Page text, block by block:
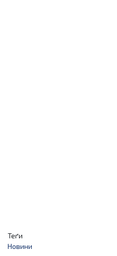
Теґи
Новини